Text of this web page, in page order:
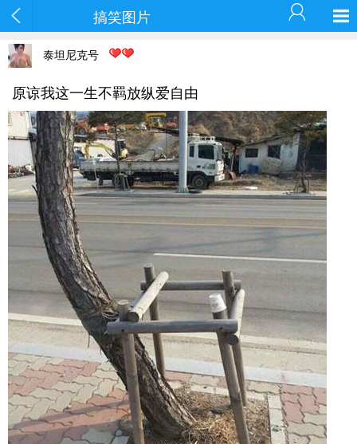
搞笑图片
泰坦尼克号
原谅我这一生不羁放纵爱自由